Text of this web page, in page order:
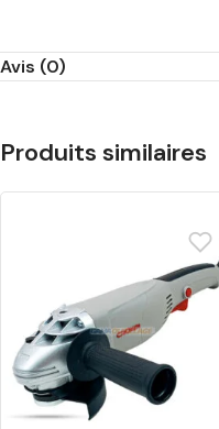
Avis (0)
Produits similaires